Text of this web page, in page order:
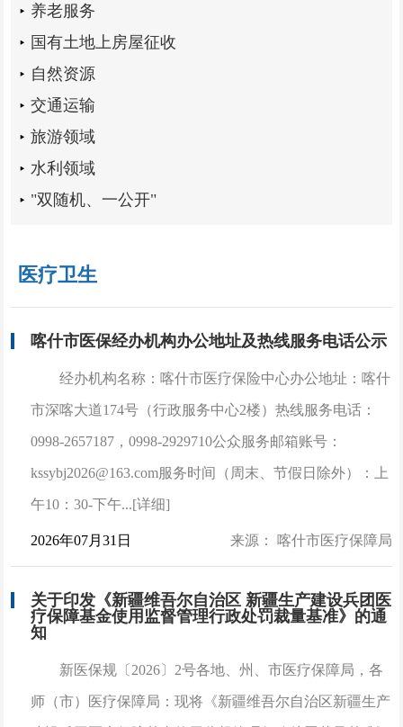
养老服务
国有土地上房屋征收
自然资源
交通运输
旅游领域
水利领域
"双随机、一公开"
医疗卫生
喀什市医保经办机构办公地址及热线服务电话公示
经办机构名称：喀什市医疗保险中心办公地址：喀什
市深喀大道174号（行政服务中心2楼）热线服务电话：
0998-2657187，0998-2929710公众服务邮箱账号：
kssybj2026@163.com服务时间（周末、节假日除外）：上
午10：30-下午...[详细]
2026年07月31日 来源： 喀什市医疗保障局
关于印发《新疆维吾尔自治区 新疆生产建设兵团医
疗保障基金使用监督管理行政处罚裁量基准》的通
知
新医保规〔2026〕2号各地、州、市医疗保障局，各
师（市）医疗保障局：现将《新疆维吾尔自治区新疆生产